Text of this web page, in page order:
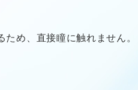
め、直接瞳に触れません。